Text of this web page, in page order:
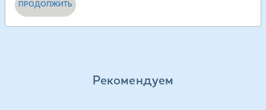
Рекомендуем
ПРОДОЛЖИТЬ